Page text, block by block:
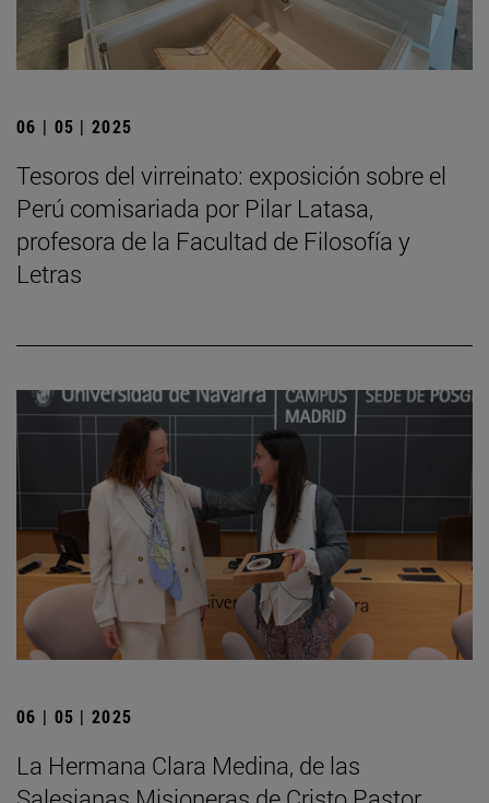
06 | 05 | 2025
Tesoros del virreinato: exposición sobre el
Perú comisariada por Pilar Latasa,
profesora de la Facultad de Filosofía y
Letras
06 | 05 | 2025
La Hermana Clara Medina, de las